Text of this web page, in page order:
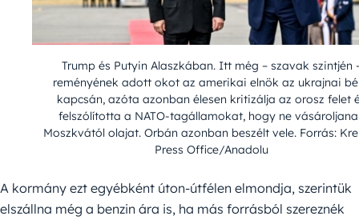
Trump és Putyin Alaszkában. Itt még – szavak szintjén
reményének adott okot az amerikai elnök az ukrajnai
kapcsán, azóta azonban élesen kritizálja az orosz felet
felszólította a NATO-tagállamokat, hogy ne
Moszkvától olajat. Orbán azonban beszélt vele. Forrás:
Press Office/Anadolu
A kormány ezt egyébként úton-útfélen elmondja, szerintük
elszállna még a benzin ára is, ha más forrásból szereznék